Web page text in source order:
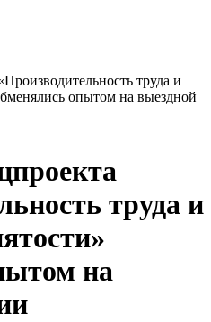
труда и
опытом на выездной
труда и
на